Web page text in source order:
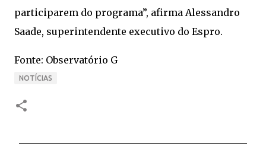
participarem do programa”, afirma Alessandro
Saade, superintendente executivo do Espro.
Fonte: Observatório G
NOTÍCIAS